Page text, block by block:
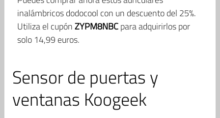
inalámbricos dodocool con un descuento del 25%.
Utiliza el cupónZYPM8NBCpara adquirirlos por
solo 14,99 euros.
Sensor de puertas y
ventanas Koogeek